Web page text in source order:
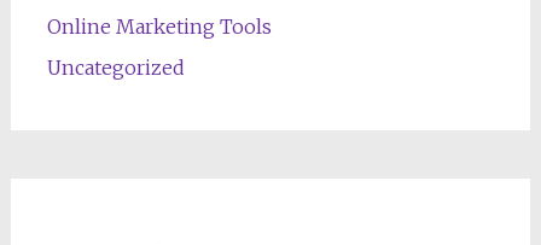
Online Marketing Tools
Uncategorized